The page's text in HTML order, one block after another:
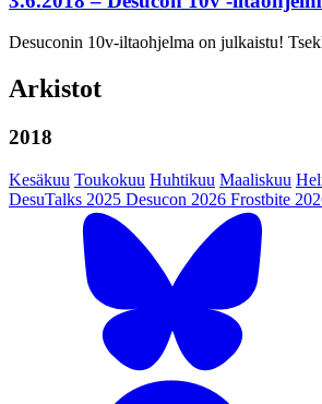
Desuconin 10v-iltaohjelma on julkaistu!
Arkistot
2018
Kesäkuu Toukokuu Huhtikuu Maaliskuu
DesuTalks 2025 Desucon 2026 Frostbite